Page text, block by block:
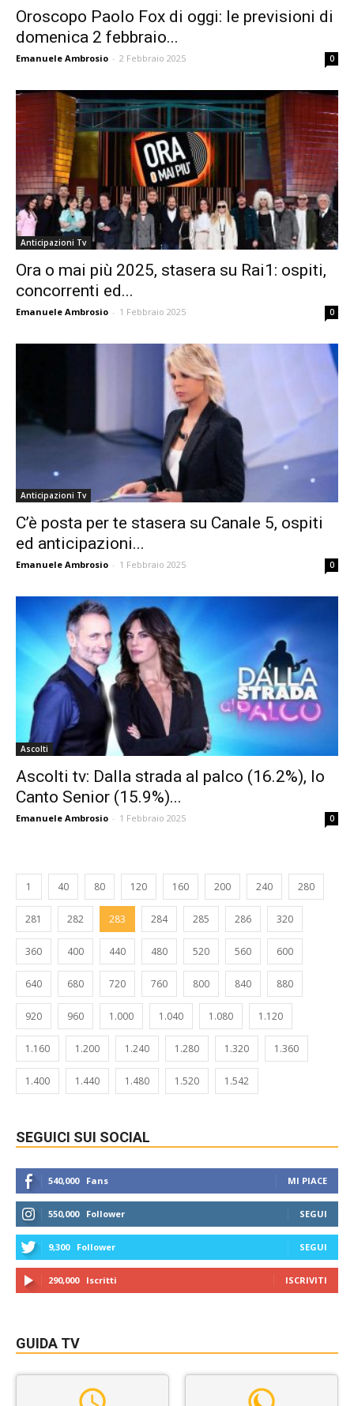
Oroscopo Paolo Fox di oggi: le previsioni di
domenica 2 febbraio...
Emanuele Ambrosio - 2 Febbraio 2025 0
Anticipazioni Tv
Ora o mai più 2025, stasera su Rai1: ospiti,
concorrenti ed...
Emanuele Ambrosio - 1 Febbraio 2025 0
Anticipazioni Tv
C’è posta per te stasera su Canale 5, ospiti
ed anticipazioni...
Emanuele Ambrosio - 1 Febbraio 2025 0
Ascolti
Ascolti tv: Dalla strada al palco (16.2%), Io
Canto Senior (15.9%)...
Emanuele Ambrosio - 1 Febbraio 2025 0
1 40 80 120 160 200 240 280
281 282 283 284 285 286 320
360 400 440 480 520 560 600
640 680 720 760 800 840 880
920 960 1.000 1.040 1.080 1.120
1.160 1.200 1.240 1.280 1.320 1.360
1.400 1.440 1.480 1.520 1.542
SEGUICI SUI SOCIAL
540,000 Fans MI PIACE
550,000 Follower SEGUI
9,300 Follower SEGUI
290,000 Iscritti ISCRIVITI
GUIDA TV